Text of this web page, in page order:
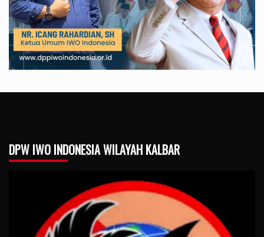
DPW IWO INDONESIA WILAYAH KALBAR